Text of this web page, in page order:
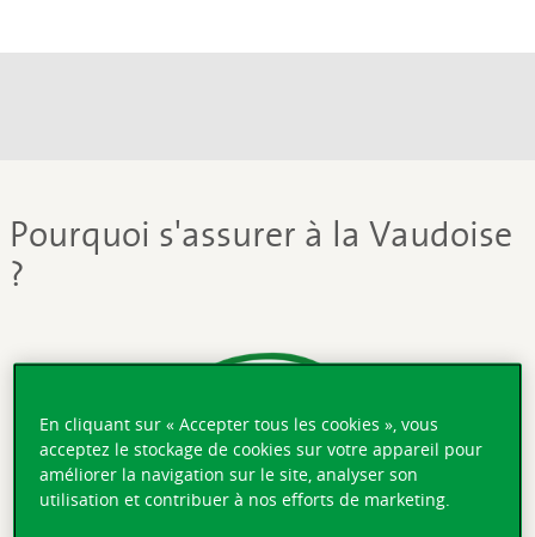
Pourquoi s'assurer à la Vaudoise
?
En cliquant sur « Accepter tous les cookies », vous
acceptez le stockage de cookies sur votre appareil pour
améliorer la navigation sur le site, analyser son
utilisation et contribuer à nos efforts de marketing.